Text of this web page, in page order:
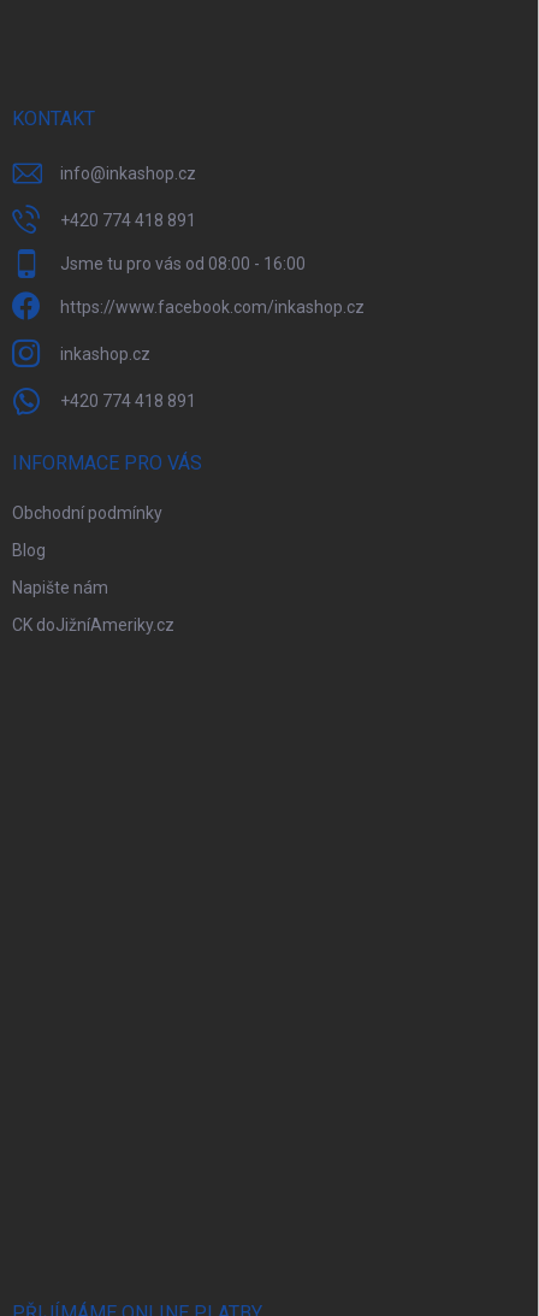
KONTAKT
info@inkashop.cz
+420 774 418 891
Jsme tu pro vás od 08:00 - 16:00
https://www.facebook.com/inkashop.cz
inkashop.cz
+420 774 418 891
INFORMACE PRO VÁS
Obchodní podmínky
Blog
Napište nám
CK doJižníAmeriky.cz